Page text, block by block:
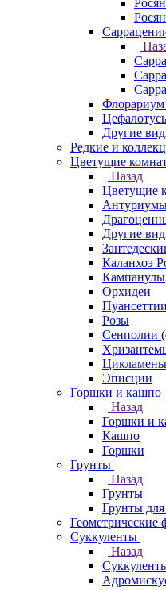
Другие
Редкие и
Цветущие
Назад
Цветущие
Другие
Каланхоэ
Кампанулы
Орхидеи
Пуансеттии
Розы
Сенполии
Цикламены
Эписции
Горшки и кашпо
Назад
Горшки и
Кашпо
Горшки
Грунты
Назад
Грунты
Грунты
Геометрические
Суккуленты
Назад